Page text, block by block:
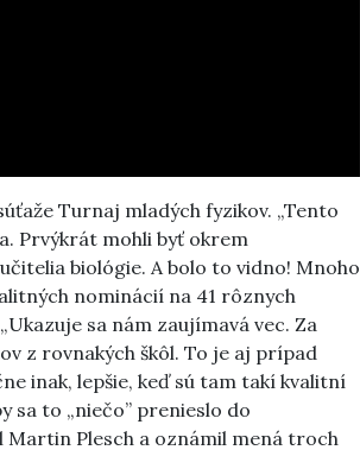
Turnaj mladých fyzikov. „Tento
Prvýkrát mohli byť okrem
biológie. A bolo to vidno! Mnoho
nominácií na 41 rôznych
sa nám zaujímavá vec. Za
z rovnakých škôl. To je aj prípad
inak, lepšie, keď sú tam takí kvalitní
sa to „niečo” prenieslo do
Martin Plesch a oznámil mená troch